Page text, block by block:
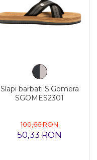
Slapi barbati S.Gomera
SGOMES2301
100,66 RON
50,33 RON